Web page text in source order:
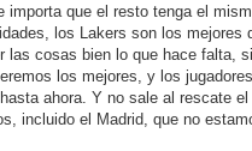
importa que el resto tenga el
los Lakers son los mejores
las cosas bien lo que hace falta, si
los mejores, y los jugadores
ahora. Y no sale al rescate
incluido el Madrid, que no